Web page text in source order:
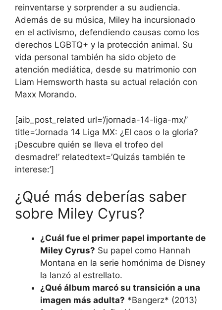
reinventarse y sorprender a su audiencia.
Además de su música, Miley ha incursionado
en el activismo, defendiendo causas como los
derechos LGBTQ+ y la protección animal. Su
vida personal también ha sido objeto de
atención mediática, desde su matrimonio con
Liam Hemsworth hasta su actual relación con
Maxx Morando.
[aib_post_related url=’/jornada-14-liga-mx/’
title=’Jornada 14 Liga MX: ¿El caos o la gloria?
¡Descubre quién se lleva el trofeo del
desmadre!’ relatedtext=’Quizás también te
interese:’]
¿Qué más deberías saber
sobre Miley Cyrus?
¿Cuál fue el primer papel importante de
Miley Cyrus? Su papel como Hannah
Montana en la serie homónima de Disney
la lanzó al estrellato.
¿Qué álbum marcó su transición a una
imagen más adulta? *Bangerz* (2013)